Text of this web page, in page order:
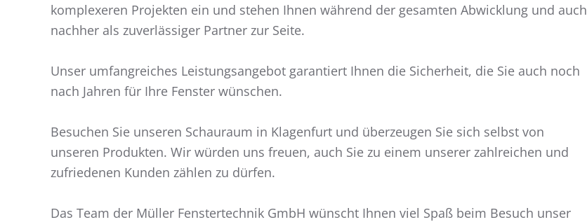
komplexeren Projekten ein und stehen Ihnen während der gesamten Abwicklung und auch
nachher als zuverlässiger Partner zur Seite.
Unser umfangreiches Leistungsangebot garantiert Ihnen die Sicherheit, die Sie auch noch
nach Jahren für Ihre Fenster wünschen.
Besuchen Sie unseren Schauraum in Klagenfurt und überzeugen Sie sich selbst von
unseren Produkten. Wir würden uns freuen, auch Sie zu einem unserer zahlreichen und
zufriedenen Kunden zählen zu dürfen.
Das Team der Müller Fenstertechnik GmbH wünscht Ihnen viel Spaß beim Besuch unser